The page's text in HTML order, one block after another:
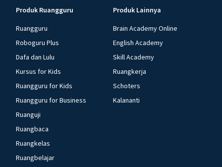
Produk Ruangguru
Ruangguru
Roboguru Plus
Dafa dan Lulu
Kursus for Kids
Ruangguru for Kids
Ruangguru for Business
Ruanguji
Ruangbaca
Ruangkelas
Ruangbelajar
Produk Lainnya
Brain Academy Online
English Academy
Skill Academy
Ruangkerja
Schoters
Kalananti